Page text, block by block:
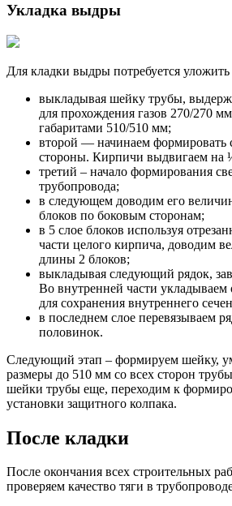
Укладка выдры
Для кладки выдры потребуется уложить
выкладывая шейку трубы,
для прохождения газов 270/270
габаритами 510/510 мм;
второй — начинаем формировать
стороны. Кирпичи выдвигаем на
третий – начало формирования
трубопровода;
в следующем доводим его
блоков по боковым сторонам;
в 5 слое блоков используя
части целого кирпича, доводим
длины 2 блоков;
выкладывая следующий рядок,
Во внутренней части укладываем
для сохранения внутреннего
в последнем слое перевязываем
половинок.
Следующий этап – формируем шейку,
размеры до 510 мм со всех сторон
шейки трубы еще, переходим к
установки защитного колпака.
После кладки
После окончания всех строительных
проверяем качество тяги в